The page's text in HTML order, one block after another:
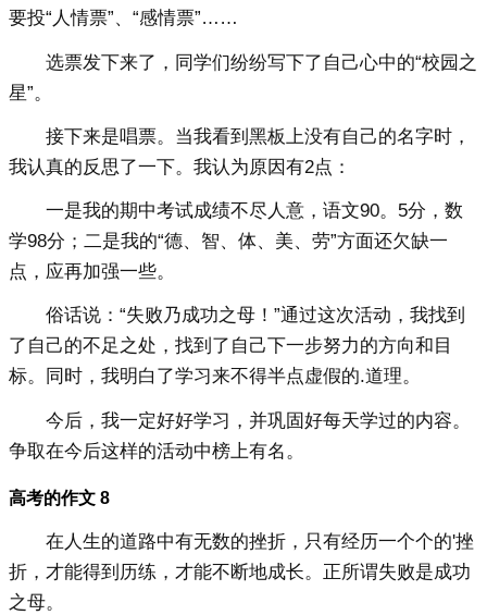
要投“人情票”、“感情票”……
选票发下来了，同学们纷纷写下了自己心中的“校园之
星”。
接下来是唱票。当我看到黑板上没有自己的名字时，
我认真的反思了一下。我认为原因有2点：
一是我的期中考试成绩不尽人意，语文90。5分，数
学98分；二是我的“德、智、体、美、劳”方面还欠缺一
点，应再加强一些。
俗话说：“失败乃成功之母！”通过这次活动，我找到
了自己的不足之处，找到了自己下一步努力的方向和目
标。同时，我明白了学习来不得半点虚假的.道理。
今后，我一定好好学习，并巩固好每天学过的内容。
争取在今后这样的活动中榜上有名。
高考的作文 8
在人生的道路中有无数的挫折，只有经历一个个的'挫
折，才能得到历练，才能不断地成长。正所谓失败是成功
之母。